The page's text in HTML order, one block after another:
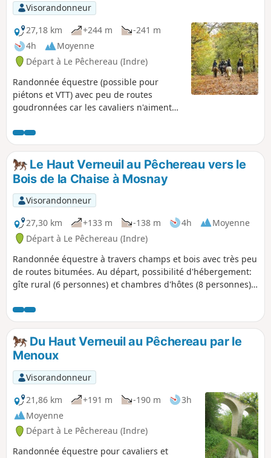
Visorandonneur
27,18 km
+244 m
-241 m
4h
Moyenne
Départ à Le Pêchereau (Indre)
Randonnée équestre (possible pour
piétons et VTT) avec peu de routes
goudronnées car les cavaliers n'aiment
attelages aux (16), (18) et (24) . Pour ces
déviations, suivre le descriptif car le tracé
n'apparaît pas sur la carte. Ce circuit fait
partie d'un ensemble pour randonner en
étoile autour du Haut Verneuil au
Pêchereau ou peut bien sûr, être effectué
seul.
Le Haut Verneuil au Pêchereau vers le
Bois de la Chaise à Mosnay
Visorandonneur
27,30 km
+133 m -138 m 4h
Moyenne
Départ à Le Pêchereau (Indre)
Randonnée équestre à travers champs et bois avec très peu
de routes bitumées. Au départ, possibilité d'hébergement:
gîte rural (6 personnes) et chambres d'hôtes (8 personnes).
Du Haut Verneuil au Pêchereau par le
Menoux
Visorandonneur
21,86 km
+191 m -190 m
3h
Moyenne
Départ à Le Pêchereau (Indre)
Randonnée équestre pour cavaliers et